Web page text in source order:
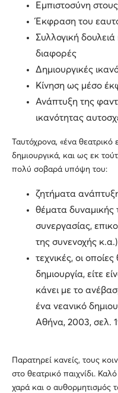
Εμπιστοσύνη
Έκφραση του
Συλλογική
διαφορές
Δημιουργικές
Κίνηση ως μέσο
Ανάπτυξη της
ικανότητας
Ταυτόχρονα, «ένα θεατρικό
δημιουργικά, και ως εκ
πολύ σοβαρά υπόψη του:
ζητήματα
θέματα
συνεργασίας,
της συνενοχής κ.α.)
τεχνικές, οι
δημιουργία, είτε
κάνει με το
ένα νεανικό
Αθήνα, 2003, σελ.
Παρατηρεί κανείς, τους
στο θεατρικό παιχνίδι.
χαρά και ο αυθορμητισμός